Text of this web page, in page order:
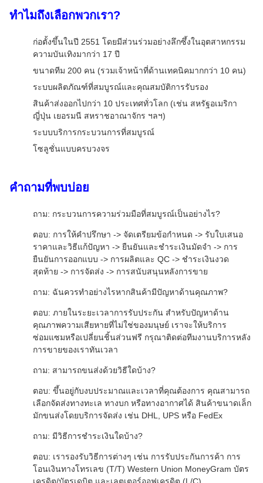
ทำไมถึงเลือกพวกเรา?
ก่อตั้งขึ้นในปี 2551 โดยมีส่วนร่วมอย่างลึกซึ้งในอุตสาหกรรม
ความบันเทิงมากว่า 17 ปี
ขนาดทีม 200 คน (รวมเจ้าหน้าที่ด้านเทคนิคมากกว่า 10 คน)
ระบบผลิตภัณฑ์ที่สมบูรณ์และคุณสมบัติการรับรอง
สินค้าส่งออกไปกว่า 10 ประเทศทั่วโลก (เช่น สหรัฐอเมริกา
ญี่ปุ่น เยอรมนี สหราชอาณาจักร ฯลฯ)
ระบบบริการกระบวนการที่สมบูรณ์
โซลูชั่นแบบครบวงจร
คำถามที่พบบ่อย
ถาม: กระบวนการความร่วมมือที่สมบูรณ์เป็นอย่างไร?
ตอบ: การให้คำปรึกษา -> จัดเตรียมข้อกำหนด -> รับใบเสนอ
ราคาและวิธีแก้ปัญหา -> ยืนยันและชำระเงินมัดจำ -> การ
ยืนยันการออกแบบ -> การผลิตและ QC -> ชำระเงินงวด
สุดท้าย -> การจัดส่ง -> การสนับสนุนหลังการขาย
ถาม: ฉันควรทำอย่างไรหากสินค้ามีปัญหาด้านคุณภาพ?
ตอบ: ภายในระยะเวลาการรับประกัน สำหรับปัญหาด้าน
คุณภาพความเสียหายที่ไม่ใช่ของมนุษย์ เราจะให้บริการ
ซ่อมแซมหรือเปลี่ยนชิ้นส่วนฟรี กรุณาติดต่อทีมงานบริการหลัง
การขายของเราทันเวลา
ถาม: สามารถขนส่งด้วยวิธีใดบ้าง?
ตอบ: ขึ้นอยู่กับงบประมาณและเวลาที่คุณต้องการ คุณสามารถ
เลือกจัดส่งทางทะเล ทางบก หรือทางอากาศได้ สินค้าขนาดเล็ก
มักขนส่งโดยบริการจัดส่ง เช่น DHL, UPS หรือ FedEx
ถาม: มีวิธีการชำระเงินใดบ้าง?
ตอบ: เรารองรับวิธีการต่างๆ เช่น การรับประกันการค้า การ
โอนเงินทางโทรเลข (T/T) Western Union MoneyGram บัตร